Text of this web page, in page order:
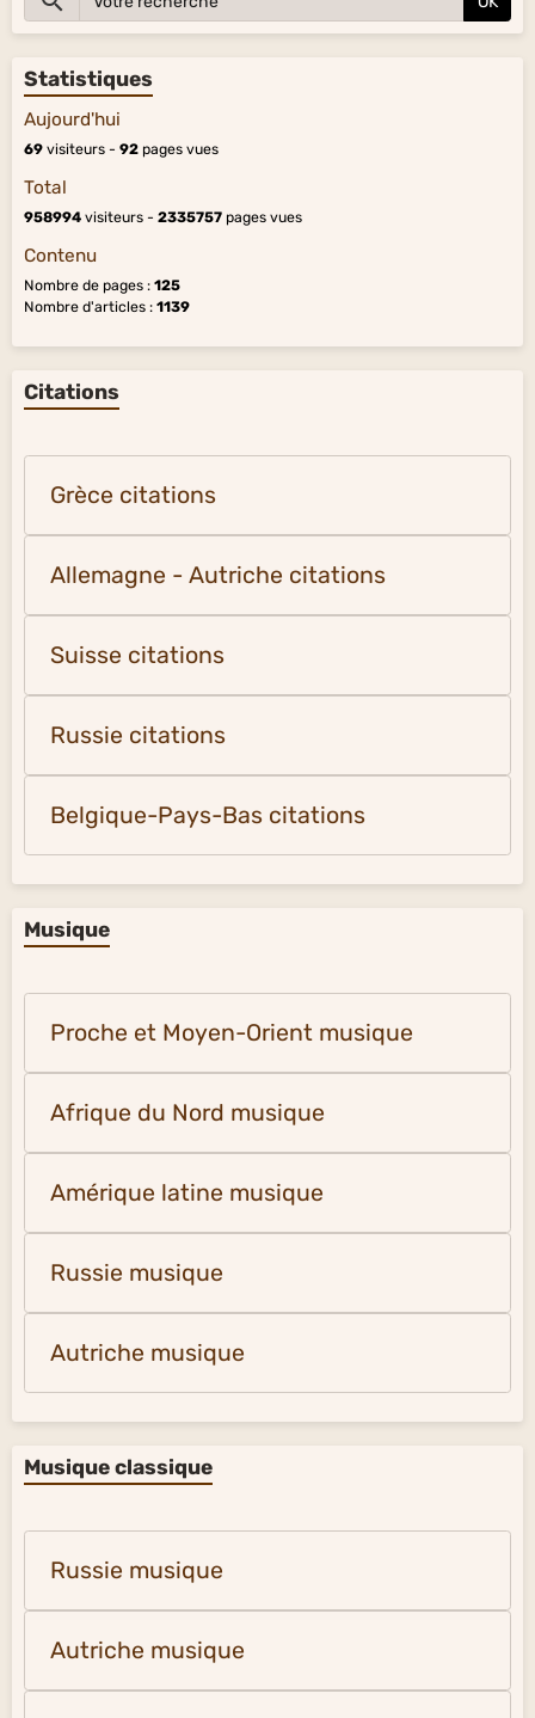
Statistiques
Aujourd'hui
69 visiteurs - 92 pages vues
Total
958994 visiteurs - 2335757 pages vues
Contenu
Nombre de pages : 125
Nombre d'articles : 1139
Citations
Grèce citations
Allemagne - Autriche citations
Suisse citations
Russie citations
Belgique-Pays-Bas citations
Musique
Proche et Moyen-Orient musique
Afrique du Nord musique
Amérique latine musique
Russie musique
Autriche musique
Musique classique
Russie musique
Autriche musique